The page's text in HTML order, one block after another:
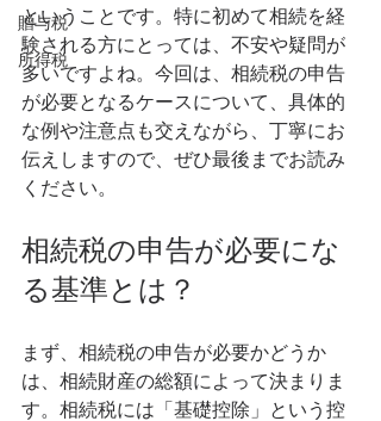
贈与税
所得税
ということです。特に初めて相続を経
験される方にとっては、不安や疑問が
多いですよね。今回は、相続税の申告
が必要となるケースについて、具体的
な例や注意点も交えながら、丁寧にお
伝えしますので、ぜひ最後までお読み
ください。
相続税の申告が必要にな
る基準とは？
まず、相続税の申告が必要かどうか
は、相続財産の総額によって決まりま
す。相続税には「基礎控除」という控